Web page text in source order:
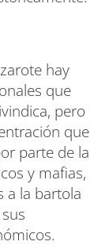
hay
que
pero
que
parte de la
y mafias,
a la bartola